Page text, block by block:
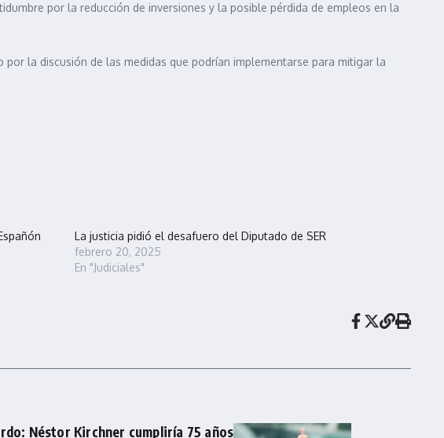
por la reducción de inversiones y la posible pérdida de empleos en la
la discusión de las medidas que podrían implementarse para mitigar la
La justicia pidió el desafuero del Diputado de SER
febrero 20, 2025
En "Judiciales"
Néstor Kirchner cumpliría 75 años